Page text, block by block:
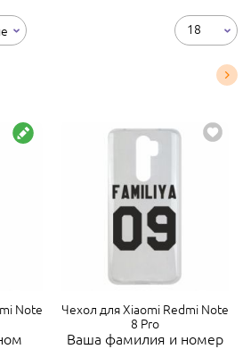
18
Note
Чехол для Xiaomi Redmi Note
8 Pro
Ваша фамилия и номер